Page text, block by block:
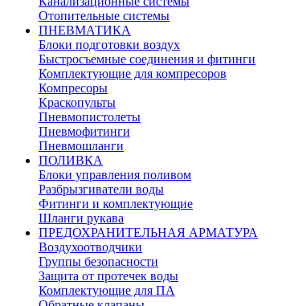
Отопительные системы
ПНЕВМАТИКА
Блоки подготовки воздух
Быстросъемные соединения и фитинги
Комплектующие для компресоров
Компресоры
Краскопульты
Пневмопистолеты
Пневмофитинги
Пневмошланги
ПОЛИВКА
Блоки управления поливом
Разбрызгиватели воды
Фитинги и комплектующие
Шланги рукава
ПРЕДОХРАНИТЕЛЬНАЯ АРМАТУРА
Воздухоотводчики
Группы безопасности
Защита от протечек воды
Комплектующие для ПА